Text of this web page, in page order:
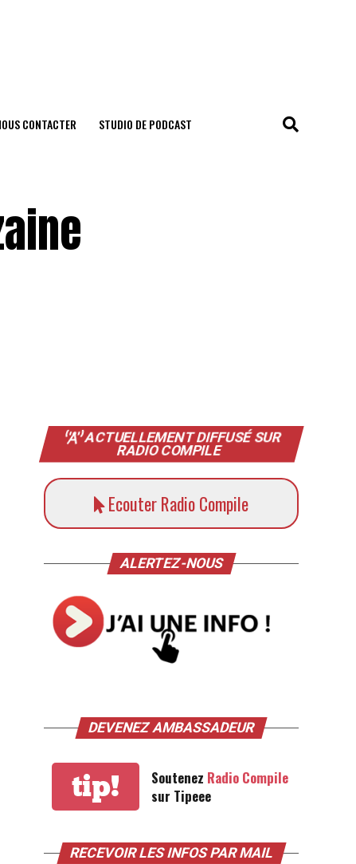
CONTACTER STUDIO DE PODCAST
ACTUELLEMENT DIFFUSÉ SUR
RADIO COMPILE
Ecouter Radio Compile
ALERTEZ-NOUS
DEVENEZ AMBASSADEUR
tip! Soutenez Radio Compile
sur Tipeee
RECEVOIR LES INFOS PAR MAIL